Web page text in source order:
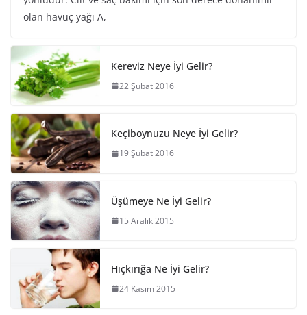
olan havuç yağı A,
Kereviz Neye İyi Gelir?
22 Şubat 2016
Keçiboynuzu Neye İyi Gelir?
19 Şubat 2016
Üşümeye Ne İyi Gelir?
15 Aralık 2015
Hıçkırığa Ne İyi Gelir?
24 Kasım 2015